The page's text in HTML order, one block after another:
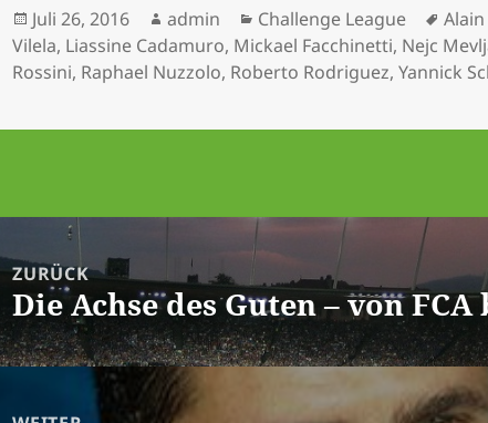
Veröffentlicht
am
Juli 26, 2016 Autor
admin Kategorien
Challenge League
Vilela, Liassine Cadamuro, Mickael Facchinetti, Nejc
Rossini, Raphael Nuzzolo, Roberto Rodriguez,Yannick
ZURÜCK
Vorheriger
Beitrag:
Die Achse des Guten – von FCA